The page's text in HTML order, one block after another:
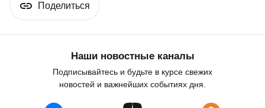
Поделиться
Наши новостные каналы
Подписывайтесь и будьте в курсе свежих
новостей и важнейших событиях дня.